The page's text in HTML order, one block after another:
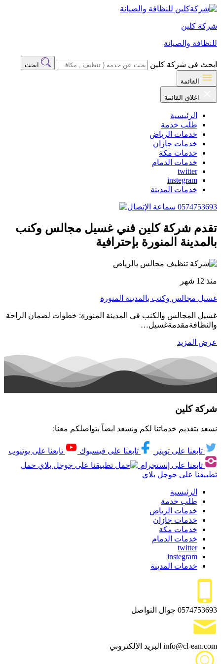
شركة كلين
للنظافة والصيانة
ابحث في شركة كلين ابحث
القائمة
اغلاق القائمة
الرئيسية
طلب خدمة
خدمات الرياض
خدمات جازان
خدمات مكة
خدمات الدمام
twitter
instegram
خدمات المدينة
0574753693
تقدم شركة كلين فني غسيل مجالس وكنب
بالمدينة المنورة بإحترافية
منذ 12 شهر
غسيل مجالس وكنب بالمدينة المنورة
غسيل المجالس والكنب في المدينة المنورة: خطوات لضمان الراحة
والنظافةمقدمةغسيل…
عرض المزيد
شركة كلين
نسعد بتقديم خدماتنا لكم ونسعد ايضاً بتواصلكم معنا:
تابعنا على تويتر تابعنا على فيسبوك
تابعنا على يوتيوب
تابعنا على إنستجرام
حمل
تطبيقنا على جوجل بلاي
الرئيسية
طلب خدمة
خدمات الرياض
خدمات جازان
خدمات مكة
خدمات الدمام
twitter
instegram
خدمات المدينة
0574753693 جوال التواصل
info@cl-ean.com البريد الإلكتروني